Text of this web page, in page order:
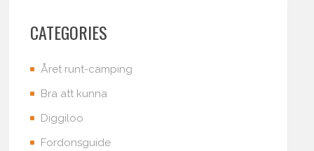
CATEGORIES
Året runt-camping
Bra att kunna
Diggiloo
Fordonsguide